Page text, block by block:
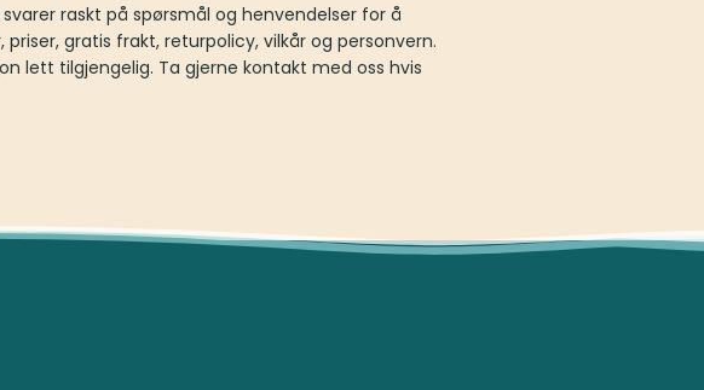
raskt på spørsmål og henvendelser for å
gratis frakt, returpolicy, vilkår og personvern.
lett tilgjengelig. Ta gjerne kontakt med oss hvis